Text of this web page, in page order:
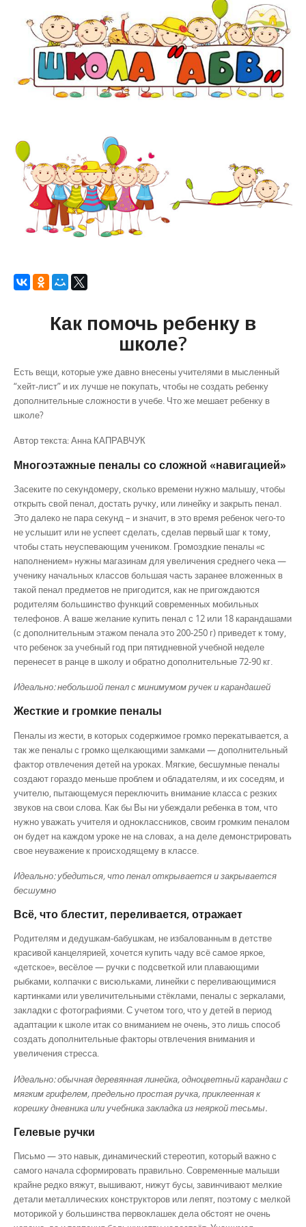
Как помочь ребенку в
школе?
Есть вещи, которые уже давно внесены учителями в мысленный
“хейт-лист” и их лучше не покупать, чтобы не создать ребенку
дополнительные сложности в учебе. Что же мешает ребенку в
школе?
Автор текста: Анна КАПРАВЧУК
Многоэтажные пеналы со сложной «навигацией»
Засеките по секундомеру, сколько времени нужно малышу, чтобы
открыть свой пенал, достать ручку, или линейку и закрыть пенал.
Это далеко не пара секунд – и значит, в это время ребенок чего-то
не услышит или не успеет сделать, сделав первый шаг к тому,
чтобы стать неуспевающим учеником. Громоздкие пеналы «с
наполнением» нужны магазинам для увеличения среднего чека —
ученику начальных классов большая часть заранее вложенных в
такой пенал предметов не пригодится, как не пригождаются
родителям большинство функций современных мобильных
телефонов. А ваше желание купить пенал с 12 или 18 карандашами
(с дополнительным этажом пенала это 200-250 г) приведет к тому,
что ребенок за учебный год при пятидневной учебной неделе
перенесет в ранце в школу и обратно дополнительные 72-90 кг.
Идеально: небольшой пенал с минимумом ручек и карандашей
Жесткие и громкие пеналы
Пеналы из жести, в которых содержимое громко перекатывается, а
так же пеналы с громко щелкающими замками — дополнительный
фактор отвлечения детей на уроках. Мягкие, бесшумные пеналы
создают гораздо меньше проблем и обладателям, и их соседям, и
учителю, пытающемуся переключить внимание класса с резких
звуков на свои слова. Как бы Вы ни убеждали ребенка в том, что
нужно уважать учителя и одноклассников, своим громким пеналом
он будет на каждом уроке не на словах, а на деле демонстрировать
свое неуважение к происходящему в классе.
Идеально: убедиться, что пенал открывается и закрывается
бесшумно
Всё, что блестит, переливается, отражает
Родителям и дедушкам-бабушкам, не избалованным в детстве
красивой канцелярией, хочется купить чаду всё самое яркое,
«детское», весёлое — ручки с подсветкой или плавающими
рыбками, колпачки с висюльками, линейки с переливающимися
картинками или увеличительными стёклами, пеналы с зеркалами,
закладки с фотографиями. С учетом того, что у детей в период
адаптации к школе итак со вниманием не очень, это лишь способ
создать дополнительные факторы отвлечения внимания и
увеличения стресса.
Идеально: обычная деревянная линейка, одноцветный карандаш с
мягким грифелем, предельно простая ручка, приклеенная к
корешку дневника или учебника закладка из неяркой тесьмы.
Гелевые ручки
Письмо — это навык, динамический стереотип, который важно с
самого начала сформировать правильно. Современные малыши
крайне редко вяжут, вышивают, нижут бусы, завинчивают мелкие
детали металлических конструкторов или лепят, поэтому с мелкой
моторикой у большинства первоклашек дела обстоят не очень